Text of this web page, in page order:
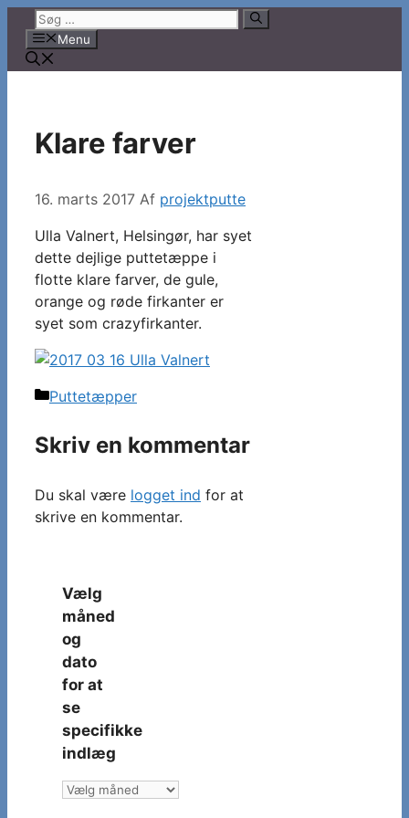
indhold
Søg
efter:Menu
Klare farver
16. marts 2017 Af projektputte
Ulla Valnert, Helsingør, har syet
dette dejlige puttetæppe i
flotte klare farver, de gule,
orange og røde firkanter er
syet som crazyfirkanter.
Kategorier
Puttetæpper
Skriv en kommentar
Du skal være logget ind for at
skrive en kommentar.
Vælg
måned
og
dato
for at
se
specifikke
indlæg
Vælg